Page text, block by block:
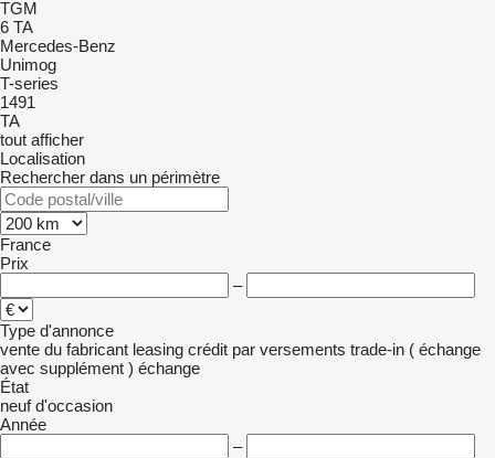
TGM
6 TA
Mercedes-Benz
Unimog
T-series
1491
TA
tout afficher
Localisation
Rechercher dans un périmètre
France
Prix
–
Type d'annonce
vente du fabricant leasing crédit par versements trade-in ( échange
avec supplément ) échange
État
neuf d'occasion
Année
–